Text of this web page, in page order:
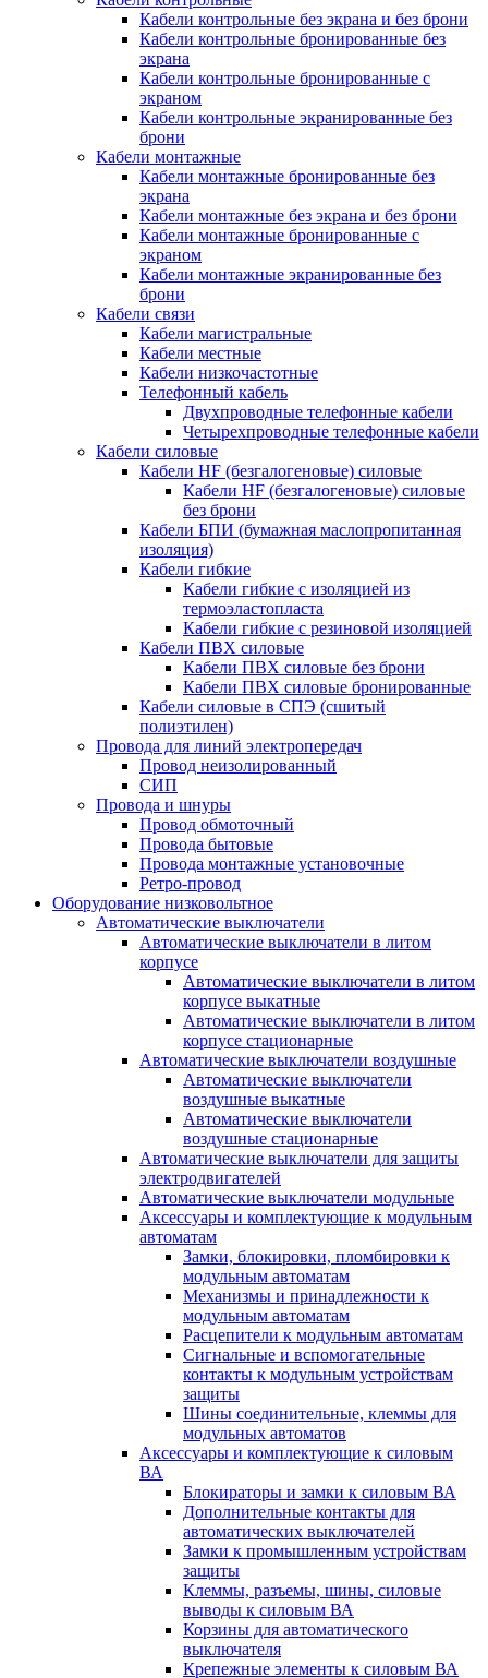
Кабели контрольные без экрана и без брони
Кабели контрольные бронированные без
экрана
Кабели контрольные бронированные с
экраном
Кабели контрольные экранированные без
брони
Кабели монтажные
Кабели монтажные бронированные без
экрана
Кабели монтажные без экрана и без брони
Кабели монтажные бронированные с
экраном
Кабели монтажные экранированные без
брони
Кабели связи
Кабели магистральные
Кабели местные
Кабели низкочастотные
Телефонный кабель
Двухпроводные телефонные кабели
Четырехпроводные телефонные кабели
Кабели силовые
Кабели HF (безгалогеновые) силовые
Кабели HF (безгалогеновые) силовые
без брони
Кабели БПИ (бумажная маслопропитанная
изоляция)
Кабели гибкие
Кабели гибкие с изоляцией из
термоэластопласта
Кабели гибкие с резиновой изоляцией
Кабели ПВХ силовые
Кабели ПВХ силовые без брони
Кабели ПВХ силовые бронированные
Кабели силовые в СПЭ (сшитый
полиэтилен)
Провода для линий электропередач
Провод неизолированный
СИП
Провода и шнуры
Провод обмоточный
Провода бытовые
Провода монтажные установочные
Ретро-провод
Оборудование низковольтное
Автоматические выключатели
Автоматические выключатели в литом
корпусе
Автоматические выключатели в литом
корпусе выкатные
Автоматические выключатели в литом
корпусе стационарные
Автоматические выключатели воздушные
Автоматические выключатели
воздушные выкатные
Автоматические выключатели
воздушные стационарные
Автоматические выключатели для защиты
электродвигателей
Автоматические выключатели модульные
Аксессуары и комплектующие к модульным
автоматам
Замки, блокировки, пломбировки к
модульным автоматам
Механизмы и принадлежности к
модульным автоматам
Расцепители к модульным автоматам
Сигнальные и вспомогательные
контакты к модульным устройствам
защиты
Шины соединительные, клеммы для
модульных автоматов
Аксессуары и комплектующие к силовым
ВА
Блокираторы и замки к силовым ВА
Дополнительные контакты для
автоматических выключателей
Замки к промышленным устройствам
защиты
Клеммы, разъемы, шины, силовые
выводы к силовым ВА
Корзины для автоматического
выключателя
Крепежные элементы к силовым ВА